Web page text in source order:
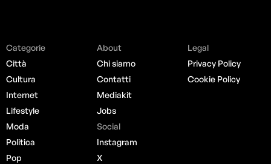
Categorie
Città
Cultura
Internet
Lifestyle
Moda
Politica
Pop
About
Chi siamo
Contatti
Mediakit
Jobs
Social
Instagram
X
Legal
Privacy Policy
Cookie Policy